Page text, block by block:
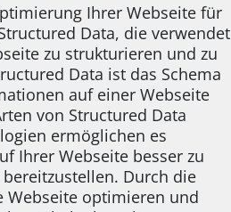
Ihrer Webseite für
Data, die verwendet
zu strukturieren und zu
Data ist das Schema
auf einer Webseite
von Structured Data
ermöglichen es
Ihrer Webseite besser zu
Durch die
Webseite optimieren und